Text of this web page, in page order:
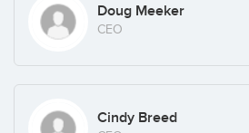
Doug Meeker
CEO
Cindy Breed